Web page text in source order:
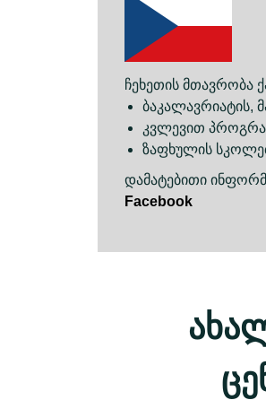
ჩეხეთის მთავრობა
ბაკალავრიატის,
კვლევით
ზაფხულის
დამატებითი
Facebook